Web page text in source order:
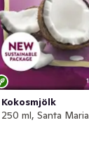
Kokosmjölk
250 ml, Santa Maria